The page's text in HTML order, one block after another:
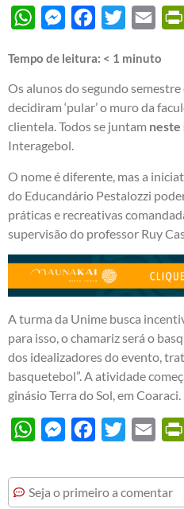
WhatsAppMessengerFacebook
Twitter Email
Tempo de leitura: < 1 minuto
Os alunos do segundo
decidiram ‘pular’ o muro da
clientela. Todos se juntam neste
Interagebol.
O nome é diferente, mas a
do Educandário Pestalozzi
práticas e recreativas
supervisão do professor Ruy
A turma da Unime busca
para isso, o chamariz será o
dos idealizadores do evento,
basquetebol”. A atividade
ginásio Terra do Sol, em Coaraci.
WhatsAppMessengerFacebook
Twitter Email
Seja o primeiro a comentar